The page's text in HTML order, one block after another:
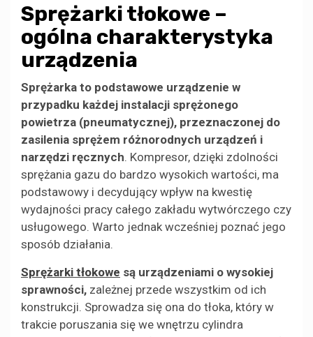
Sprężarki tłokowe –
ogólna charakterystyka
urządzenia
Sprężarka to podstawowe urządzenie w
przypadku każdej instalacji sprężonego
powietrza (pneumatycznej), przeznaczonej do
zasilenia sprężem różnorodnych urządzeń i
narzędzi ręcznych. Kompresor, dzięki zdolności
sprężania gazu do bardzo wysokich wartości, ma
podstawowy i decydujący wpływ na kwestię
wydajności pracy całego zakładu wytwórczego czy
usługowego. Warto jednak wcześniej poznać jego
sposób działania.
Sprężarki tłokowe są urządzeniami o wysokiej
sprawności, zależnej przede wszystkim od ich
konstrukcji. Sprowadza się ona do tłoka, który w
trakcie poruszania się we wnętrzu cylindra